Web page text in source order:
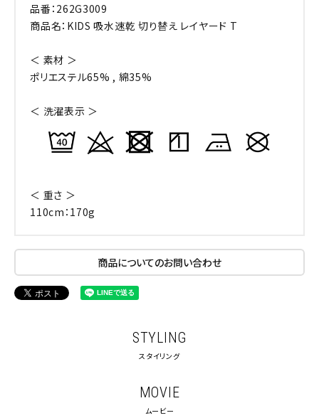
品番：262G3009
商品名：KIDS 吸水速乾 切り替え レイヤード T
＜ 素材 ＞
ポリエステル65% , 綿35%
＜ 洗濯表示 ＞
＜ 重さ ＞
110cm：170g
商品についてのお問い合わせ
STYLING
スタイリング
MOVIE
ムービー